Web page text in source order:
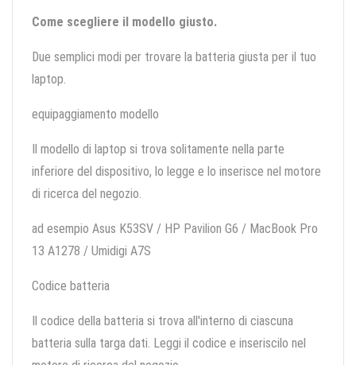
Come scegliere il modello giusto.
Due semplici modi per trovare la batteria giusta per il tuo
laptop.
equipaggiamento modello
Il modello di laptop si trova solitamente nella parte
inferiore del dispositivo, lo legge e lo inserisce nel motore
di ricerca del negozio.
ad esempio Asus K53SV / HP Pavilion G6 / MacBook Pro
13 A1278 / Umidigi A7S
Codice batteria
Il codice della batteria si trova all'interno di ciascuna
batteria sulla targa dati. Leggi il codice e inseriscilo nel